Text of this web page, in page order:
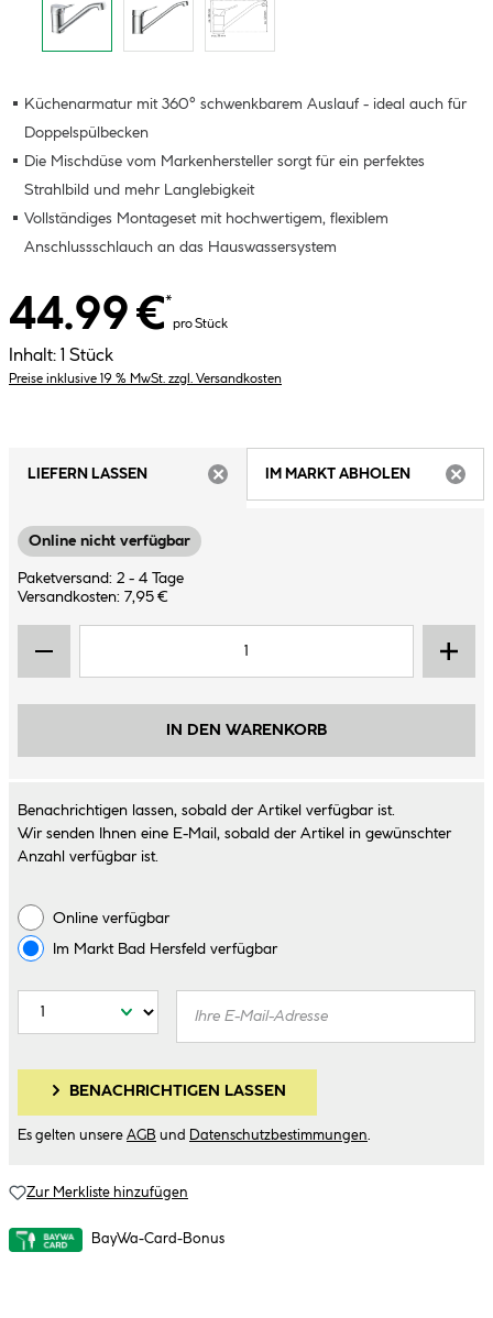
Küchenarmatur mit 360° schwenkbarem Auslauf - ideal auch für
Doppelspülbecken
Die Mischdüse vom Markenhersteller sorgt für ein perfektes
Strahlbild und mehr Langlebigkeit
Vollständiges Montageset mit hochwertigem, flexiblem
Anschlussschlauch an das Hauswassersystem
44.99 €*
pro Stück
Inhalt: 1 Stück
Preise inklusive 19 % MwSt. zzgl. Versandkosten
LIEFERN LASSEN
IM MARKT ABHOLEN
Online nicht verfügbar
Paketversand: 2 - 4 Tage
Versandkosten: 7,95 €
IN DEN WARENKORB
Benachrichtigen lassen, sobald der Artikel verfügbar ist.
Wir senden Ihnen eine E-Mail, sobald der Artikel in gewünschter
Anzahl verfügbar ist.
Online verfügbar
Im Markt Bad Hersfeld verfügbar
BENACHRICHTIGEN LASSEN
Es gelten unsere AGB und Datenschutzbestimmungen
Zur Merkliste hinzufügen
BayWa-Card-Bonus